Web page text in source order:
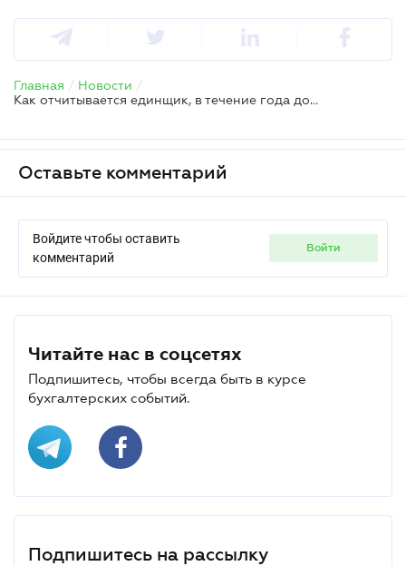
Главная / Новости /
Как отчитывается единщик, в течение года добровольно изменивший группу
Оставьте комментарий
Войдите чтобы оставить
комментарий
войти
Читайте нас в соцсетях
Подпишитесь, чтобы всегда быть в курсе
бухгалтерских событий.
Подпишитесь на рассылку